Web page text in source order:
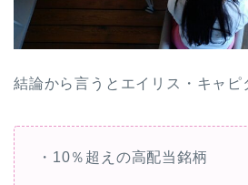
結論から言うとエイリス・キャピ
・10％超えの高配当銘柄